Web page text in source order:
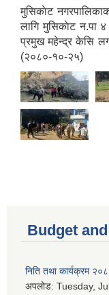
मुसिकाेट
लागि मुसिकाेट न.पा
प्रमुख महेन्द्र केसि
(२०८०-१०-२५)
Budget
निति तथा कार्यक्रम
अपलोड: Tuesday,